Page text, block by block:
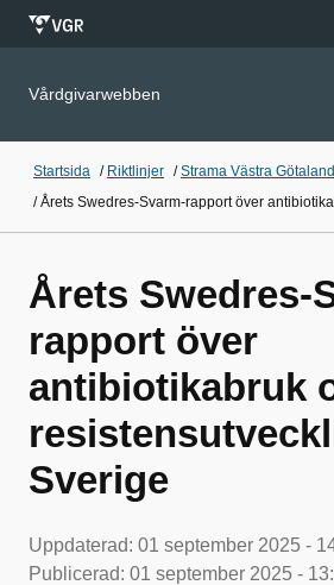
Vårdgivarwebben
Startsida / Riktlinjer /Strama Västra Götaland
/Årets Swedres-Svarm-rapport över
Årets Swedres-
rapport över
antibiotikabruk
Sverige
Uppdaterad: 01 september 2025 -
Publicerad: 01 september 2025 -